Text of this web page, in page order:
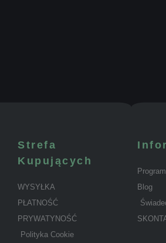
Strefa
Kupujących
WYSYŁKA
PŁATNOŚĆ
PRYWATYNOŚĆ
Polityka Cookie
Blog